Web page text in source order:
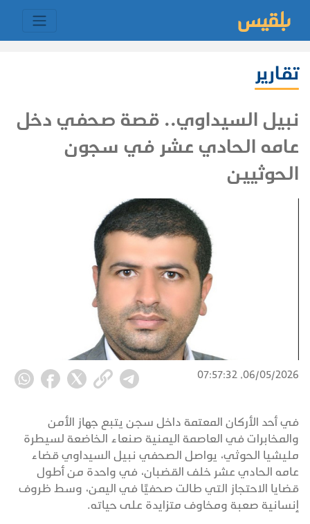
تقارير
نبيل السيداوي.. قصة صحفي دخل
عامه الحادي عشر في سجون
الحوثيين
06/05/2026, 07:57:32
في أحد الأركان المعتمة داخل سجن يتبع جهاز الأمن
والمخابرات في العاصمة اليمنية صنعاء الخاضعة لسيطرة
مليشيا الحوثي، يواصل الصحفي نبيل السيداوي قضاء
عامه الحادي عشر خلف القضبان، في واحدة من أطول
قضايا الاحتجاز التي طالت صحفيًا في اليمن، وسط ظروف
إنسانية صعبة ومخاوف متزايدة على حياته.